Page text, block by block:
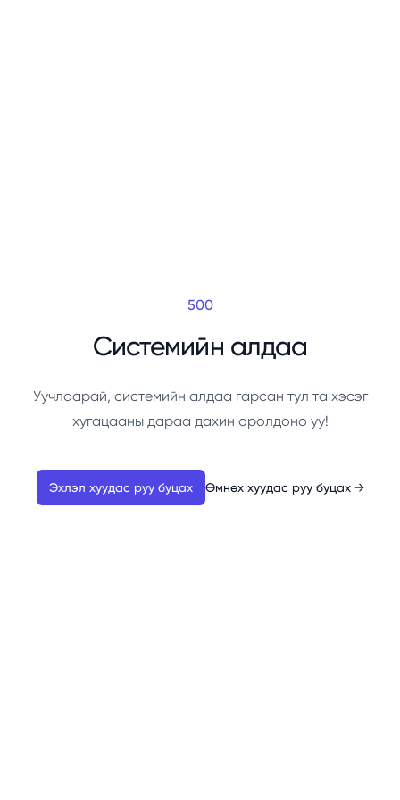
500
Системийн алдаа
Уучлаарай, системийн алдаа гарсан тул та хэсэг
хугацааны дараа дахин оролдоно уу!
Эхлэл хуудас руу буцах Өмнөх хуудас руу буцах →